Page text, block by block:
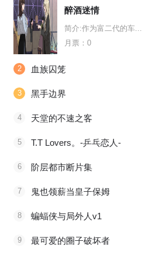
醉酒迷情
简介:作为富二代的车...
月票：0
2 血族囚笼
3 黑手边界
4 天堂的不速之客
5 T.T Lovers。-乒乓恋人-
6 阶层都市断片集
7 鬼也领薪当皇子保姆
8 蝙蝠侠与局外人v1
9 最可爱的圈子破坏者